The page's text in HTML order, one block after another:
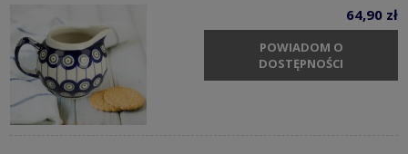
64,90 zł
POWIADOM O
DOSTĘPNOŚCI